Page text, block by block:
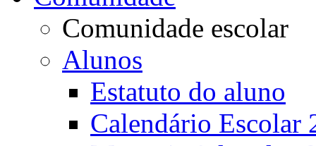
Comunidade escolar
Alunos
Estatuto do aluno
Calendário Escolar